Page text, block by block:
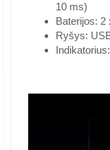
10 ms)
Baterijos: 2
Ryšys: